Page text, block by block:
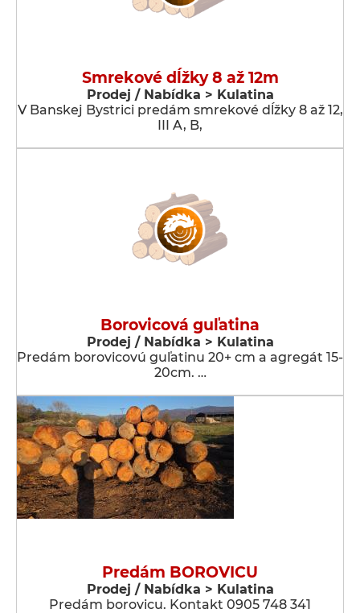
Smrekové dĺžky 8 až 12m
Prodej / Nabídka > Kulatina
V Banskej Bystrici predám smrekové dĺžky 8 až 12,
III A, B,
Borovicová guľatina
Prodej / Nabídka > Kulatina
Predám borovicovú guľatinu 20+ cm a agregát 15-
20cm. …
Predám BOROVICU
Prodej / Nabídka > Kulatina
Predám borovicu. Kontakt 0905 748 341